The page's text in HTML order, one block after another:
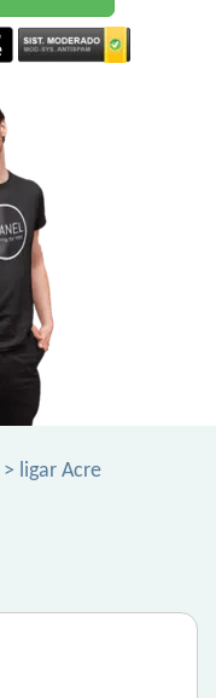
> ligar Acre